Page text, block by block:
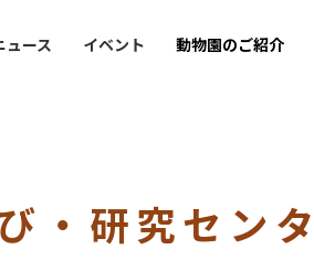
ュース イベント 動物園のご紹介
・研究セン